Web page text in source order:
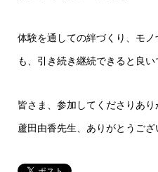
体験を通しての絆づくり、モ
も、引き続き継続できると良い
皆さま、参加してくださりあり
蘆田由香先生、ありがとうござ